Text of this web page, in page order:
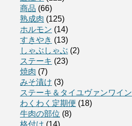
商品 (66)
熟成肉 (125)
ホルモン (14)
すきやき (13)
しゃぶしゃぶ (2)
ステーキ (23)
焼肉 (7)
みそ漬け (3)
ステーキ＆タイユヴァンワイン
わくわく定期便 (18)
牛肉の部位 (8)